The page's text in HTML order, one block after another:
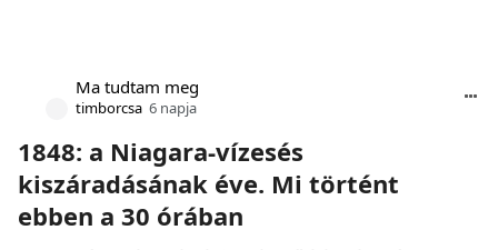
Ma tudtam meg
timborcsa 6 napja
1848: a Niagara-vízesés
kiszáradásának éve. Mi történt
ebben a 30 órában